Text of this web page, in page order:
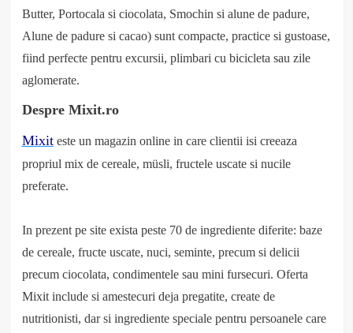
Butter, Portocala si ciocolata, Smochin si alune de padure,
Alune de padure si cacao) sunt compacte, practice si gustoase,
fiind perfecte pentru excursii, plimbari cu bicicleta sau zile
aglomerate.
Despre Mixit.ro
Mixiteste un magazin online in care clientii isi creeaza
propriul mix de cereale, müsli, fructele uscate si nucile
preferate.
In prezent pe site exista peste 70 de ingrediente diferite: baze
de cereale, fructe uscate, nuci, seminte, precum si delicii
precumciocolata, condimentele sau mini fursecuri. Oferta
Mixitinclude si amestecuri deja pregatite, create de
nutritionisti, dar si ingrediente speciale pentru persoanele care